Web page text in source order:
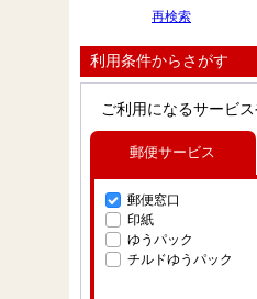
再検索
利用条件からさがす
ご利用になるサービ
郵便サービス
郵便窓口
印紙
ゆうパック
チルドゆうパック